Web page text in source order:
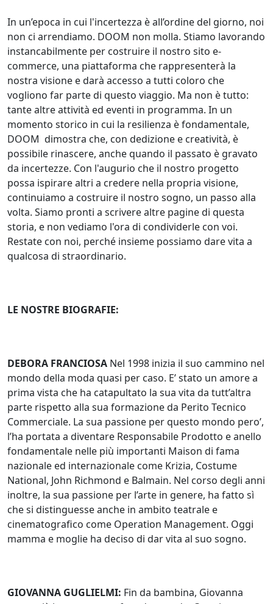
In un’epoca in cui l'incertezza è all’ordine del giorno, noi
non ci arrendiamo. DOOM non molla. Stiamo lavorando
instancabilmente per costruire il nostro sito e-
commerce, una piattaforma che rappresenterà la
nostra visione e darà accesso a tutti coloro che
vogliono far parte di questo viaggio. Ma non è tutto:
tante altre attività ed eventi in programma. In un
momento storico in cui la resilienza è fondamentale,
DOOM dimostra che, con dedizione e creatività, è
possibile rinascere, anche quando il passato è gravato
da incertezze. Con l'augurio che il nostro progetto
possa ispirare altri a credere nella propria visione,
continuiamo a costruire il nostro sogno, un passo alla
volta. Siamo pronti a scrivere altre pagine di questa
storia, e non vediamo l'ora di condividerle con voi.
Restate con noi, perché insieme possiamo dare vita a
qualcosa di straordinario.
LE NOSTRE BIOGRAFIE:
DEBORA FRANCIOSA Nel 1998 inizia il suo cammino nel
mondo della moda quasi per caso. E’ stato un amore a
prima vista che ha catapultato la sua vita da tutt’altra
parte rispetto alla sua formazione da Perito Tecnico
Commerciale. La sua passione per questo mondo pero’,
l’ha portata a diventare Responsabile Prodotto e anello
fondamentale nelle più importanti Maison di fama
nazionale ed internazionale come Krizia, Costume
National, John Richmond e Balmain. Nel corso degli anni
inoltre, la sua passione per l’arte in genere, ha fatto sì
che si distinguesse anche in ambito teatrale e
cinematografico come Operation Management. Oggi
mamma e moglie ha deciso di dar vita al suo sogno.
GIOVANNA GUGLIELMI: Fin da bambina, Giovanna